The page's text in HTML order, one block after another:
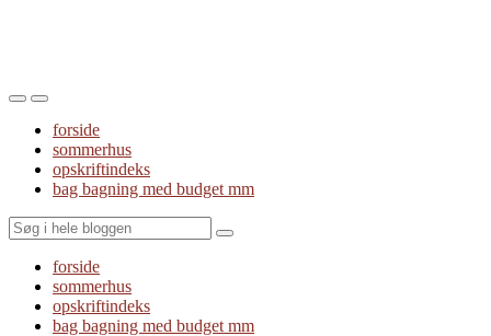
Toggle
mobile
menu
Toggle
the
search
field
forside
sommerhus
opskriftindeks
bag bagning med budget mm
Search
forside
sommerhus
opskriftindeks
bag bagning med budget mm